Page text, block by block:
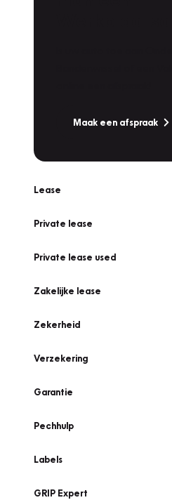
Maak een afspraak
Lease
Private lease
Private lease used
Zakelijke lease
Zekerheid
Verzekering
Garantie
Pechhulp
Labels
GRIP Expert